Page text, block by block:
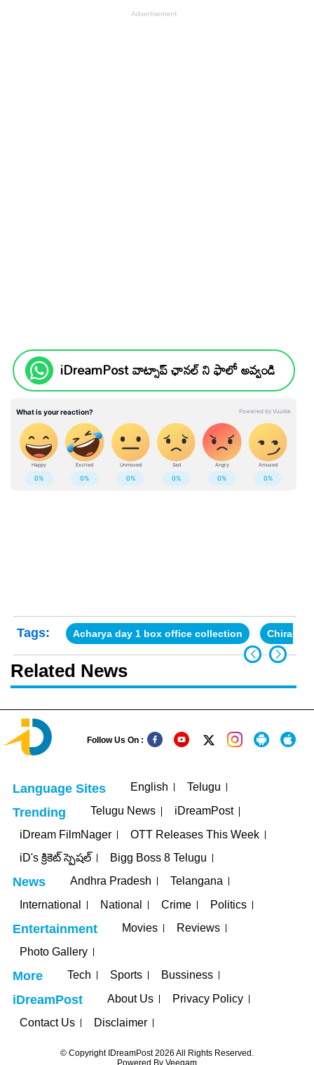
iDreamPost వాట్సాప్ ఛానల్ ని ఫాలో అవ్వండి
Tags: Acharya day 1 box office collection
Related News
Follow Us On :
Language Sites English Telugu
Trending Telugu News
iDreamPost
iDream FilmNager
OTT Releases This Week
iD's క్రికెట్ స్పెషల్
Bigg Boss 8 Telugu
News Andhra Pradesh
Telangana
International
National Crime Politics
Entertainment Movies
Reviews
Photo Gallery
More Tech Sports Bussiness
iDreamPost About Us
Privacy Policy
Contact Us
Disclaimer
© Copyright IDreamPost 2026 All Rights Reserved.
Powered By Veegam